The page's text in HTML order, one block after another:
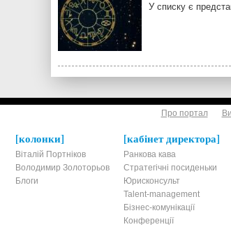
У списку є
Про портал
колонки
Віталій Портніков
Володимир Золоторьов
Блоги
кабінет директора
Ранкова кава
Стратегічні посиденьки
Юрисконсульт
Talent-management
Бізнес-комунікації
Конференції